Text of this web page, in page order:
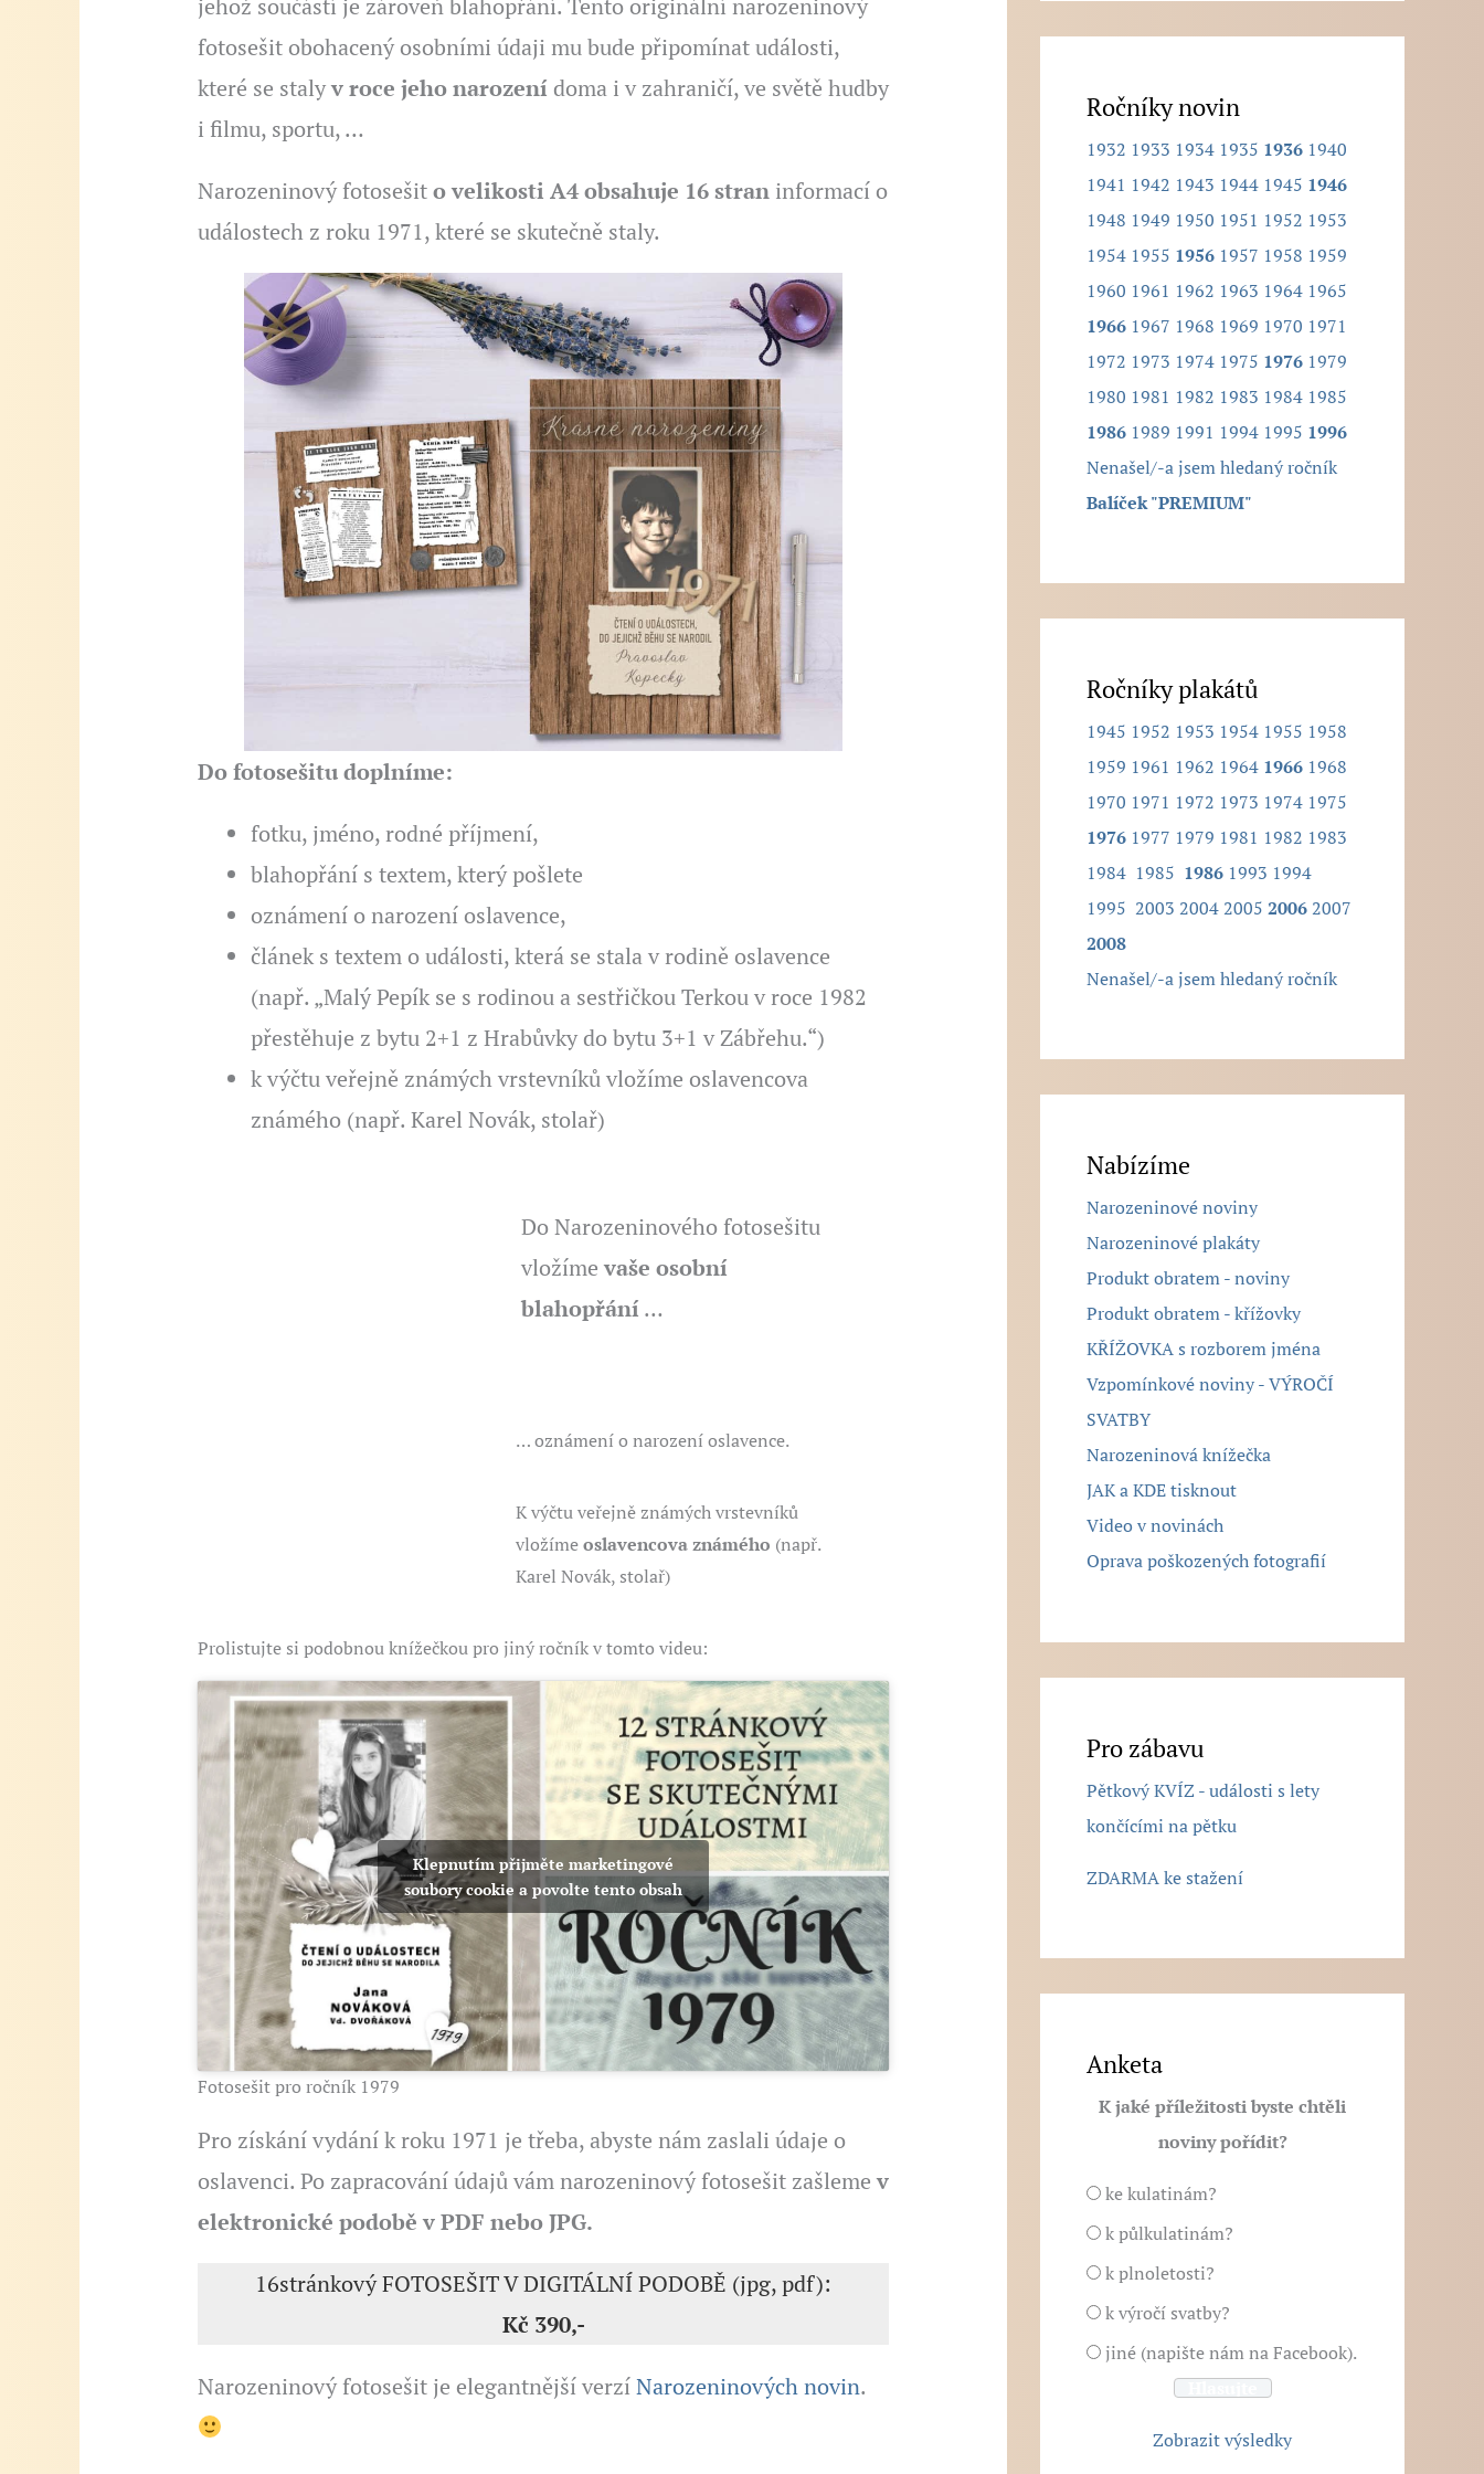
fotosešit obohacený osobními údaji mu bude připomínat události,
které se stalyv roce jeho narození doma i v zahraničí, ve světě hudby
i filmu, sportu, …
Narozeninový fotosešito velikosti A4 obsahuje 16 straninformací o
událostech z roku 1971, které se skutečně staly.
Do fotosešitu doplníme:
fotku, jméno, rodné příjmení,
blahopřání s textem, který pošlete
oznámení o narození oslavence,
článek s textem o události, která se stala v rodině oslavence
(např. „Malý Pepík se s rodinou a sestřičkou Terkou v roce 1982
přestěhuje z bytu 2+1 z Hrabůvky do bytu 3+1 v Zábřehu.“)
k výčtu veřejně známých vrstevníků vložíme oslavencova
známého (např. Karel Novák, stolař)
Do Narozeninového fotosešitu
vložímevaše osobní
blahopřání …
… oznámení o narození oslavence.
K výčtu veřejně známých vrstevníků
vložímeoslavencova známého (např.
Karel Novák, stolař)
Prolistujte si podobnou knížečkou pro jiný ročník v tomto videu:
Klepnutím přijměte marketingové
soubory cookie a povolte tento obsah
Fotosešit pro ročník 1979
Pro získání vydání k roku 1971 je třeba, abyste nám zaslali údaje o
oslavenci. Po zapracování údajů vám narozeninový fotosešit zašlemev
elektronické podobě v PDF nebo JPG.
16stránkový FOTOSEŠIT V DIGITÁLNÍ PODOBĚ (jpg, pdf):
Kč 390,-
Narozeninový fotosešit je elegantnější verzíNarozeninových novin.
l
e
Ročníky novin
1932 1933 1934 1935 1936 1940
1941 1942 1943 1944 1945 1946
1948 1949 1950 1951 1952 1953
1954 1955 1956 1957 1958 1959
1960 1961 1962 1963 1964 1965
1966 1967 1968 1969 1970 1971
1972 1973 1974 1975 1976 1979
1980 1981 1982 1983 1984 1985
1986 1989 1991 1994 1995 1996
Nenašel/-a jsem hledaný ročník
Balíček "PREMIUM"
Ročníky plakátů
1945 1952 1953 1954 1955 1958
1959 1961 1962 1964 1966 1968
1970 1971 1972 1973 1974 1975
1976 1977 1979 1981 1982 1983
1984 1985 1986 1993 1994
1995 2003 20042005 20062007
2008
Nenašel/-a jsem hledaný ročník
Nabízíme
Narozeninové noviny
Narozeninové plakáty
Produkt obratem - noviny
Produkt obratem - křížovky
KŘÍŽOVKA s rozborem jména
Vzpomínkové noviny - VÝROČÍ
SVATBY
Narozeninová knížečka
JAK a KDE tisknout
Video v novinách
Oprava poškozených fotografií
Pro zábavu
Pětkový KVÍZ - události s lety
končícími na pětku
ZDARMA ke stažení
Anketa
K jaké příležitosti byste chtěli
noviny pořídit?
ke kulatinám?
k půlkulatinám?
k plnoletosti?
k výročí svatby?
jiné (napište nám na Facebook).
Zobrazit výsledky